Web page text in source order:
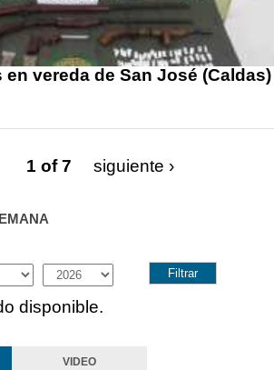
en vereda de San José (Caldas)
1 of 7 siguiente ›
Year
disponible.
VIDEO